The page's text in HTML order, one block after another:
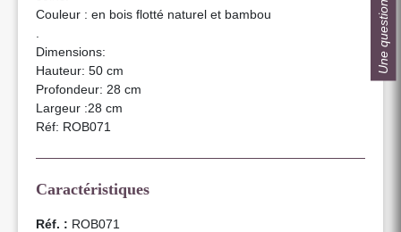
Couleur : en bois flotté naturel et bambou
Dimensions:
Hauteur: 50 cm
Profondeur: 28 cm
Largeur :28 cm
Réf: ROB071
Caractéristiques
Réf. : ROB071
Une question ?